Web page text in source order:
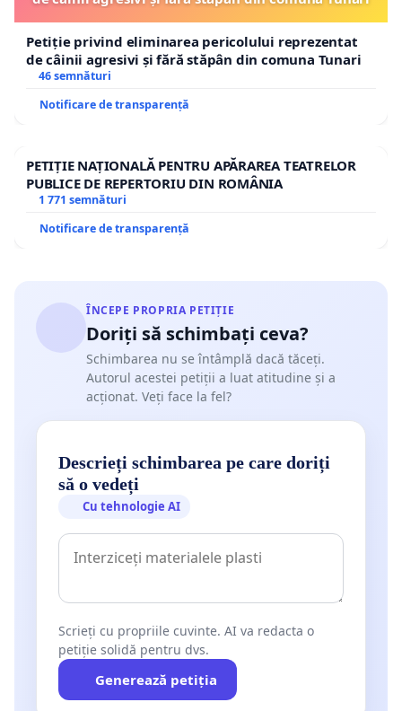
Petiție privind eliminarea pericolului reprezentat
de câinii agresivi și fără stăpân din comuna Tunari
46 semnături
Notificare de transparență
PETIȚIE NAȚIONALĂ PENTRU APĂRAREA TEATRELOR
PUBLICE DE REPERTORIU DIN ROMÂNIA
1 771 semnături
Notificare de transparență
ÎNCEPE PROPRIA PETIȚIE
Doriți să schimbați ceva?
Schimbarea nu se întâmplă dacă tăceți.
Autorul acestei petiții a luat atitudine și a
acționat. Veți face la fel?
Descrieți schimbarea pe care doriți
să o vedeți
Cu tehnologie AI
Scrieți cu propriile cuvinte. AI va redacta o
petiție solidă pentru dvs.
Generează petiția